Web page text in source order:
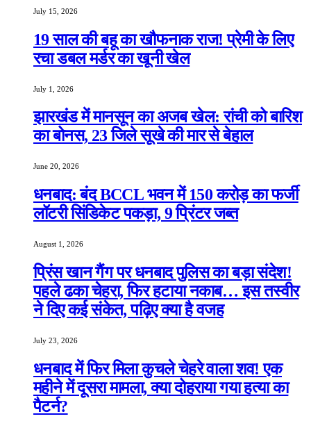
July 15, 2026
19 साल की बहू का खौफनाक राज! प्रेमी के लिए
रचा डबल मर्डर का खूनी खेल
July 1, 2026
झारखंड में मानसून का अजब खेल: रांची को बारिश
का बोनस, 23 जिले सूखे की मार से बेहाल
June 20, 2026
धनबाद: बंद BCCL भवन में 150 करोड़ का फर्जी
लॉटरी सिंडिकेट पकड़ा, 9 प्रिंटर जब्त
August 1, 2026
प्रिंस खान गैंग पर धनबाद पुलिस का बड़ा संदेश!
पहले ढका चेहरा, फिर हटाया नकाब… इस तस्वीर
ने दिए कई संकेत, पढ़िए क्या है वजह
July 23, 2026
धनबाद में फिर मिला कुचले चेहरे वाला शव! एक
महीने में दूसरा मामला, क्या दोहराया गया हत्या का
पैटर्न?